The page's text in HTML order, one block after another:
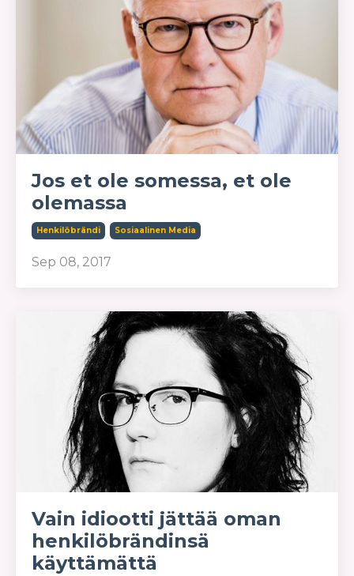
Jos et ole somessa, et ole
olemassa
Henkilöbrändi Sosiaalinen Media
Sep 08, 2017
Vain idiootti jättää oman
henkilöbrändinsä
käyttämättä